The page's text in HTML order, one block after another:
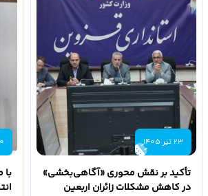
23 تیر 1405
تأکید بر نقش محوری «آگاهی‌بخشی»
در کاهش مشکلات زائران اربعین
30